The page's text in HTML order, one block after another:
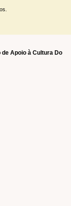
de Apoio à Cultura Do